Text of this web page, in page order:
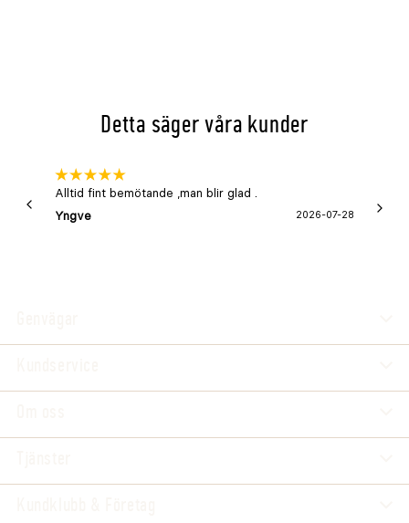
Detta säger våra kunder
Alltid fint bemötande ,man blir glad .
Yngve
2026-07-28